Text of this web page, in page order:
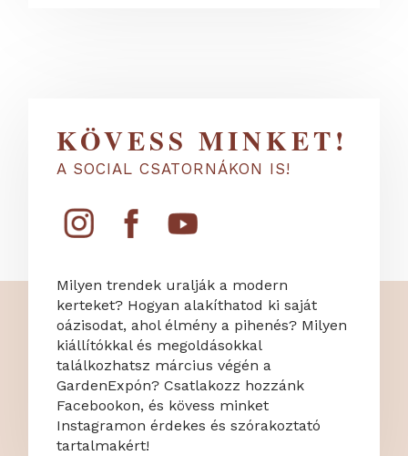
KÖVESS MINKET!
A SOCIAL CSATORNÁKON IS!
Milyen trendek uralják a modern
kerteket? Hogyan alakíthatod ki saját
oázisodat, ahol élmény a pihenés? Milyen
kiállítókkal és megoldásokkal
találkozhatsz március végén a
GardenExpón? Csatlakozz hozzánk
Facebookon, és kövess minket
Instagramon érdekes és szórakoztató
tartalmakért!